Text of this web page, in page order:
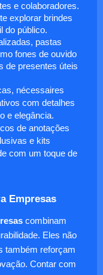
e colaboradores.
explorar brindes
do público.
pastas
fones de ouvido
de presentes úteis
nécessaires
com detalhes
e elegância.
de anotações
e kits
com um toque de
Empresas
combinam
Eles não
também reforçam
Contar com